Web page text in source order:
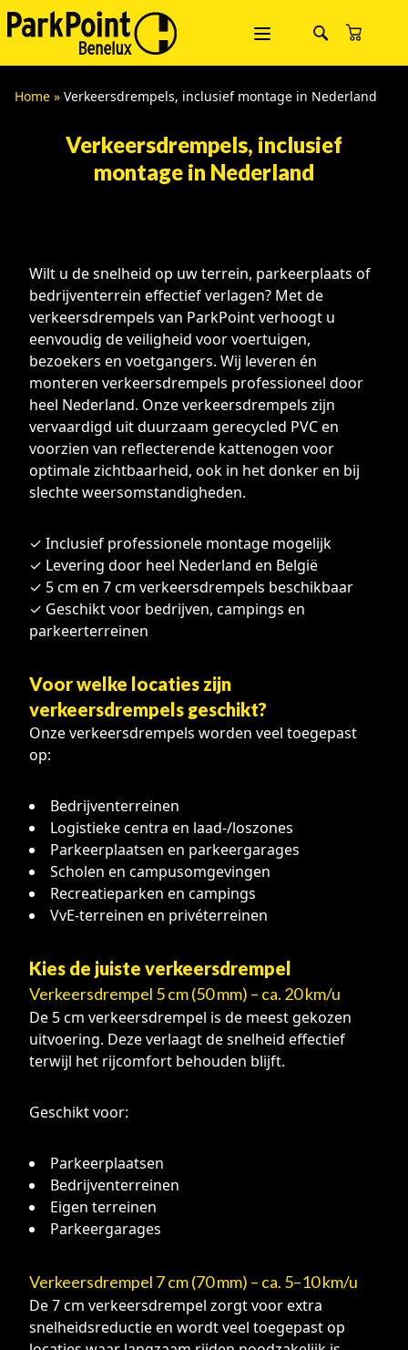
Home » Verkeersdrempels, inclusief montage in Nederland
Verkeersdrempels, inclusief
montage in Nederland
Wilt u de snelheid op uw terrein, parkeerplaats of
bedrijventerrein effectief verlagen? Met de
verkeersdrempels van ParkPoint verhoogt u
eenvoudig de veiligheid voor voertuigen,
bezoekers en voetgangers. Wij leveren én
monteren verkeersdrempels professioneel door
heel Nederland. Onze verkeersdrempels zijn
vervaardigd uit duurzaam gerecycled PVC en
voorzien van reflecterende kattenogen voor
optimale zichtbaarheid, ook in het donker en bij
slechte weersomstandigheden.
✓ Inclusief professionele montage mogelijk
✓ Levering door heel Nederland en België
✓ 5 cm en 7 cm verkeersdrempels beschikbaar
✓ Geschikt voor bedrijven, campings en
parkeerterreinen
Voor welke locaties zijn
verkeersdrempels geschikt?
Onze verkeersdrempels worden veel toegepast
op:
Bedrijventerreinen
Logistieke centra en laad-/loszones
Parkeerplaatsen en parkeergarages
Scholen en campusomgevingen
Recreatieparken en campings
VvE-terreinen en privéterreinen
Kies de juiste verkeersdrempel
Verkeersdrempel 5 cm (50 mm) – ca. 20 km/u
De 5 cm verkeersdrempel is de meest gekozen
uitvoering. Deze verlaagt de snelheid effectief
terwijl het rijcomfort behouden blijft.
Geschikt voor:
Parkeerplaatsen
Bedrijventerreinen
Eigen terreinen
Parkeergarages
Verkeersdrempel 7 cm (70 mm) – ca. 5–10 km/u
De 7 cm verkeersdrempel zorgt voor extra
snelheidsreductie en wordt veel toegepast op